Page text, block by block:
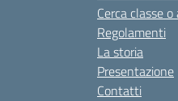
Cerca classe o
Regolamenti
La storia
Presentazione
Contatti